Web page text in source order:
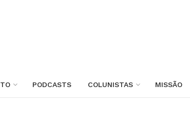
PODCASTS COLUNISTAS MISSÃO